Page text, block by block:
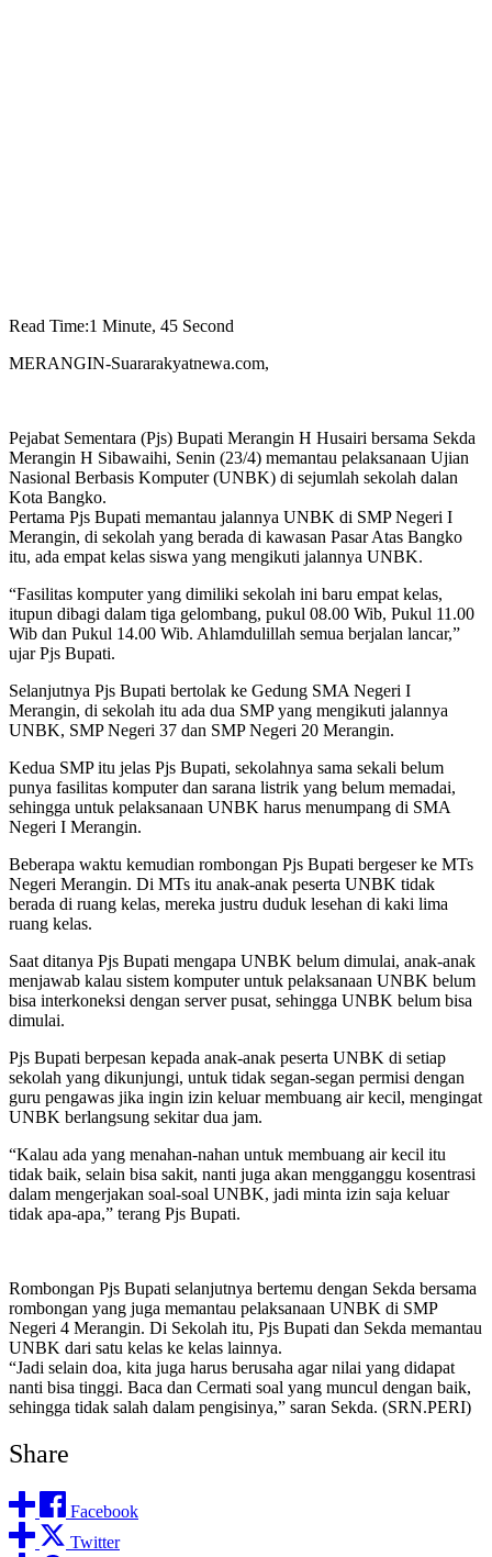
Read Time:1 Minute, 45 Second
MERANGIN-Suararakyatnewa.com,
Pejabat Sementara (Pjs) Bupati Merangin H Husairi bersama Sekda
Merangin H Sibawaihi, Senin (23/4) memantau pelaksanaan Ujian
Nasional Berbasis Komputer (UNBK) di sejumlah sekolah dalan
Kota Bangko.
Pertama Pjs Bupati memantau jalannya UNBK di SMP Negeri I
Merangin, di sekolah yang berada di kawasan Pasar Atas Bangko
itu, ada empat kelas siswa yang mengikuti jalannya UNBK.
“Fasilitas komputer yang dimiliki sekolah ini baru empat kelas,
itupun dibagi dalam tiga gelombang, pukul 08.00 Wib, Pukul 11.00
Wib dan Pukul 14.00 Wib. Ahlamdulillah semua berjalan lancar,”
ujar Pjs Bupati.
Selanjutnya Pjs Bupati bertolak ke Gedung SMA Negeri I
Merangin, di sekolah itu ada dua SMP yang mengikuti jalannya
UNBK, SMP Negeri 37 dan SMP Negeri 20 Merangin.
Kedua SMP itu jelas Pjs Bupati, sekolahnya sama sekali belum
punya fasilitas komputer dan sarana listrik yang belum memadai,
sehingga untuk pelaksanaan UNBK harus menumpang di SMA
Negeri I Merangin.
Beberapa waktu kemudian rombongan Pjs Bupati bergeser ke MTs
Negeri Merangin. Di MTs itu anak-anak peserta UNBK tidak
berada di ruang kelas, mereka justru duduk lesehan di kaki lima
ruang kelas.
Saat ditanya Pjs Bupati mengapa UNBK belum dimulai, anak-anak
menjawab kalau sistem komputer untuk pelaksanaan UNBK belum
bisa interkoneksi dengan server pusat, sehingga UNBK belum bisa
dimulai.
Pjs Bupati berpesan kepada anak-anak peserta UNBK di setiap
sekolah yang dikunjungi, untuk tidak segan-segan permisi dengan
guru pengawas jika ingin izin keluar membuang air kecil, mengingat
UNBK berlangsung sekitar dua jam.
“Kalau ada yang menahan-nahan untuk membuang air kecil itu
tidak baik, selain bisa sakit, nanti juga akan mengganggu kosentrasi
dalam mengerjakan soal-soal UNBK, jadi minta izin saja keluar
tidak apa-apa,” terang Pjs Bupati.
Rombongan Pjs Bupati selanjutnya bertemu dengan Sekda bersama
rombongan yang juga memantau pelaksanaan UNBK di SMP
Negeri 4 Merangin. Di Sekolah itu, Pjs Bupati dan Sekda memantau
UNBK dari satu kelas ke kelas lainnya.
“Jadi selain doa, kita juga harus berusaha agar nilai yang didapat
nanti bisa tinggi. Baca dan Cermati soal yang muncul dengan baik,
sehingga tidak salah dalam pengisinya,” saran Sekda. (SRN.PERI)
Share
Facebook
Twitter